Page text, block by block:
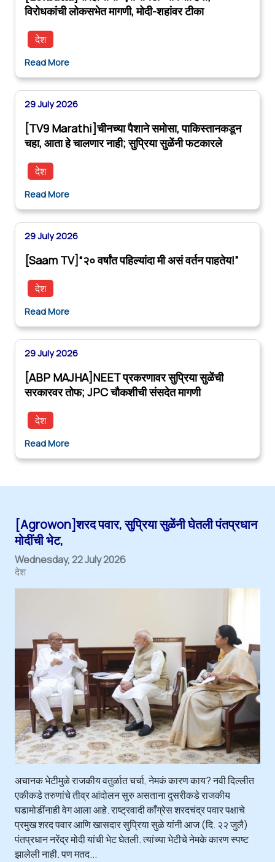
विरोधकांची लोकसभेत मागणी, मोदी-शहांवर टीका
देश
Read More
29 July 2026
[TV9 Marathi]चीनच्या पैशाने समोसा, पाकिस्तानकडून
चहा, आता हे चालणार नाही; सुप्रिया सुळेंनी फटकारले
देश
Read More
29 July 2026
[Saam TV]“२० वर्षांत पहिल्यांदा मी असं वर्तन पाहतेय!”
देश
Read More
29 July 2026
[ABP MAJHA]NEET प्रकरणावर सुप्रिया सुळेंची
सरकारवर तोफ; JPC चौकशीची संसदेत मागणी
देश
Read More
[Agrowon]शरद पवार, सुप्रिया सुळेंनी घेतली पंतप्रधान
मोदींची भेट,
Wednesday, 22 July 2026
देश
अचानक भेटीमुळे राजकीय वतुर्ळात चर्चा, नेमकं कारण काय? नवी दिल्लीत
एकीकडे तरुणांचे तीव्र आंदोलन सुरु असताना दुसरीकडे राजकीय
घडामोडींनाही वेग आला आहे. राष्ट्रवादी काँग्रेस शरदचंद्र पवार पक्षाचे
प्रमुख शरद पवार आणि खासदार सुप्रिया सुळे यांनी आज (दि. २२ जुलै)
पंतप्रधान नरेंद्र मोदी यांची भेट घेतली. त्यांच्या भेटीचे नेमके कारण स्पष्ट
झालेली नाही. पण मतद...